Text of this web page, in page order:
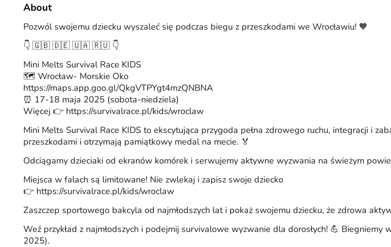
About
Pozwól swojemu dziecku wyszaleć się podczas biegu z przeszkodami we Wrocławiu! 🧡
👇 🇬🇧 🇩🇪 🇺🇦 🇷🇺 👇
Mini Melts Survival Race KIDS
🗺️ Wrocław- Morskie Oko
https://maps.app.goo.gl/QkgVTPYgt4mzQNBNA
⏰ 17-18 maja 2025 (sobota-niedziela)
Więcej 👉 https://survivalrace.pl/kids/wroclaw
Mini Melts Survival Race KIDS to ekscytująca przygoda pełna zdrowego ruchu, integracji i
przeszkodami i otrzymają pamiątkowy medal na mecie. 🏅
Odciągamy dzieciaki od ekranów komórek i serwujemy aktywne wyzwania na świeżym
Miejsca w falach są limitowane! Nie zwlekaj i zapisz swoje dziecko
👉 https://survivalrace.pl/kids/wroclaw
Zaszczep sportowego bakcyla od najmłodszych lat i pokaż swojemu dziecku, że zdrowa
Weź przykład z najmłodszych i podejmij survivalowe wyzwanie dla dorosłych! 💪
2025).